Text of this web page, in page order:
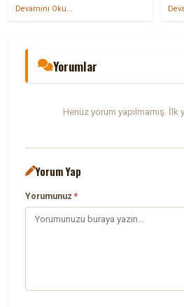
Devamını Oku...
Yorumlar
Henüz yorum yapılmamış. İlk
Yorum Yap
Yorumunuz*